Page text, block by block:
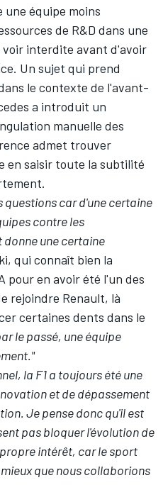
équipe moins
de R&D dans une
interdite avant d'avoir
Un sujet qui prend
le contexte de l'avant-
a introduit un
manuelle des
admet trouver
en saisir toute la subtilité
questions car d'une certaine
contre les
une certaine
qui connaît bien la
pour en avoir été l'un des
rejoindre Renault, là
certaines dents dans le
le passé, une équipe
la F1 a toujours été une
et de dépassement
Je pense donc qu'il est
pas bloquer l'évolution de
intérêt, car le sport
que nous collaborions